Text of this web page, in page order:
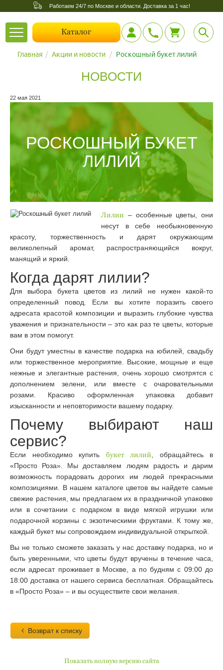
Работаем 24/7 по Москве и области. Доставка за 1 час!
Toggle
navigation
Каталог
Главная Акции и новости Роскошный букет лилий
НОВОСТИ
22 мая 2021
РОСКОШНЫЙ БУКЕТ
ЛИЛИЙ
Лилии – особенные цветы, они
несут в себе необыкновенную
красоту, торжественность и дарят окружающим
великолепный аромат, распространяющийся вокруг,
манящий и яркий.
Когда дарят лилии?
Для выбора букета цветов из лилий не нужен какой-то
определенный повод. Если вы хотите поразить своего
адресата красотой композиции и выразить глубокие чувства
уважения и признательности – это как раз те цветы, которые
вам в этом помогут.
Они будут уместны в качестве подарка на юбилей, свадьбу
или торжественное мероприятие. Высокие, мощные и еще
нежные и элегантные растения, очень хорошо смотрятся с
дополнением зелени, или вместе с очаровательными
розами. Красиво оформленная упаковка добавит
изысканности и неповторимости вашему подарку.
Почему выбирают наш
сервис?
Если необходимо купить букет лилий , обращайтесь в
«Просто Роза». Мы доставляем людям радость и дарим
возможность порадовать дорогих им людей прекрасными
композициями. В нашем каталоге цветов вы найдете самые
свежие растения, мы предлагаем их в праздничной упаковке
или в сочетании с подарком в виде мягкой игрушки или
подарочной корзины с экзотическими фруктами. К тому же,
каждый букет мы сопровождаем индивидуальной открыткой.
Вы не только сможете заказать у нас доставку подарка, но и
быть уверенными, что цветы будут вручены в течение часа,
если адресат проживает в Москве, а по будням с 09:00 до
18:00 доставка от нашего сервиса бесплатная. Обращайтесь
в «Просто Роза» – и вы осуществите свои желания.
Возврат к списку
Показать полную версию сайта